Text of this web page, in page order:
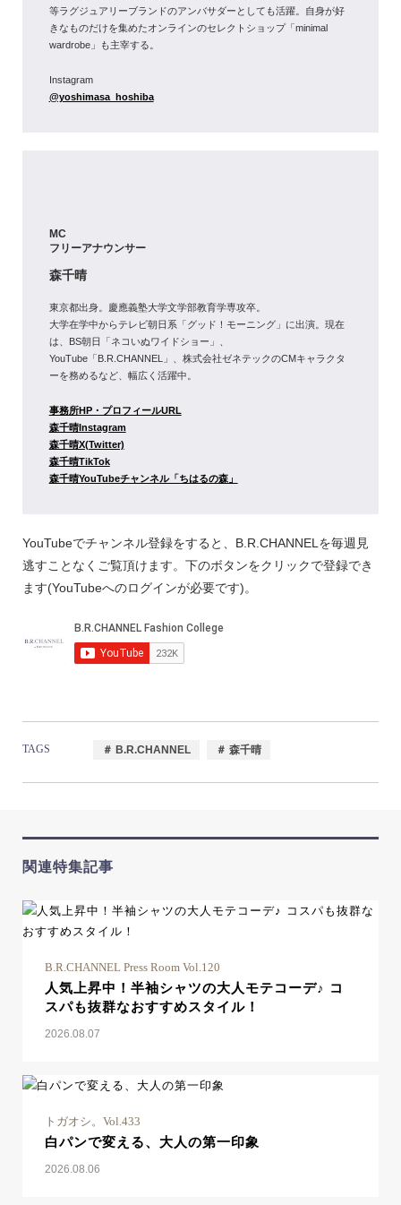
等ラグジュアリーブランドのアンバサダーとしても活躍。自身が好
きなものだけを集めたオンラインのセレクトショップ「minimal
wardrobe」も主宰する。
Instagram
@yoshimasa_hoshiba
MC
フリーアナウンサー
森千晴
東京都出身。慶應義塾大学文学部教育学専攻卒。
大学在学中からテレビ朝日系「グッド！モーニング」に出演。現在
は、BS朝日「ネコいぬワイドショー」、
YouTube「B.R.CHANNEL」、株式会社ゼネテックのCMキャラクタ
ーを務めるなど、幅広く活躍中。
事務所HP・プロフィールURL
森千晴Instagram
森千晴X(Twitter)
森千晴TikTok
森千晴YouTubeチャンネル「ちはるの森」
YouTubeでチャンネル登録をすると、B.R.CHANNELを毎週見
逃すことなくご覧頂けます。下のボタンをクリックで登録でき
ます(YouTubeへのログインが必要です)。
TAGS ＃ B.R.CHANNEL ＃ 森千晴
関連特集記事
B.R.CHANNEL Press Room Vol.120
人気上昇中！半袖シャツの大人モテコーデ♪ コ
スパも抜群なおすすめスタイル！
2026.08.07
トガオシ。Vol.433
白パンで変える、大人の第一印象
2026.08.06